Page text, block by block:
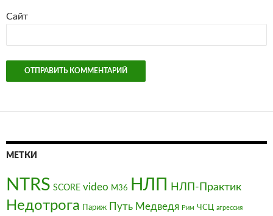
Сайт
МЕТКИ
NTRS SCORE video М36 НЛП НЛП-Практик
Недотрога Париж Путь Медведя Рим ЧСЦ агрессия